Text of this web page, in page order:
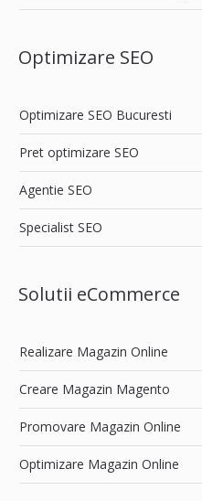
Optimizare SEO
Optimizare SEO Bucuresti
Pret optimizare SEO
Agentie SEO
Specialist SEO
Solutii eCommerce
Realizare Magazin Online
Creare Magazin Magento
Promovare Magazin Online
Optimizare Magazin Online